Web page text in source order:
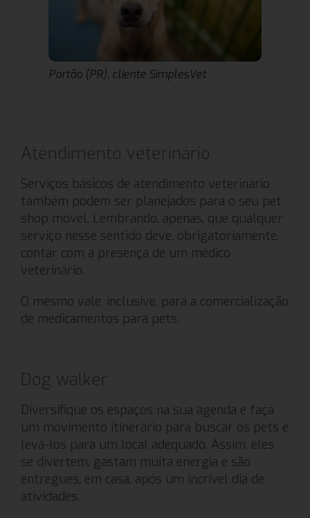
Portão (PR), cliente SimplesVet
Atendimento veterinário
Serviços básicos de atendimento veterinário
também podem ser planejados para o seu pet
shop móvel. Lembrando, apenas, que qualquer
serviço nesse sentido deve, obrigatoriamente,
contar com a presença de um médico
veterinário.
O mesmo vale, inclusive, para a comercialização
de medicamentos para pets.
Dog walker
Diversifique os espaços na sua agenda e faça
um movimento itinerário para buscar os pets e
levá-los para um local adequado. Assim, eles
se divertem, gastam muita energia e são
entregues, em casa, após um incrível dia de
atividades.